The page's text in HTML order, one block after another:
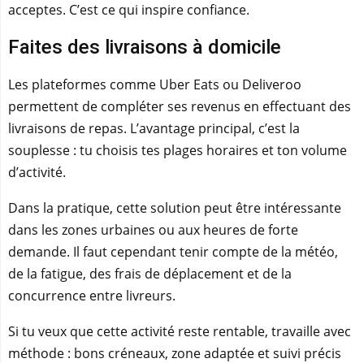
acceptes. C’est ce qui inspire confiance.
Faites des livraisons à domicile
Les plateformes comme Uber Eats ou Deliveroo
permettent de compléter ses revenus en effectuant des
livraisons de repas. L’avantage principal, c’est la
souplesse : tu choisis tes plages horaires et ton volume
d’activité.
Dans la pratique, cette solution peut être intéressante
dans les zones urbaines ou aux heures de forte
demande. Il faut cependant tenir compte de la météo,
de la fatigue, des frais de déplacement et de la
concurrence entre livreurs.
Si tu veux que cette activité reste rentable, travaille avec
méthode : bons créneaux, zone adaptée et suivi précis